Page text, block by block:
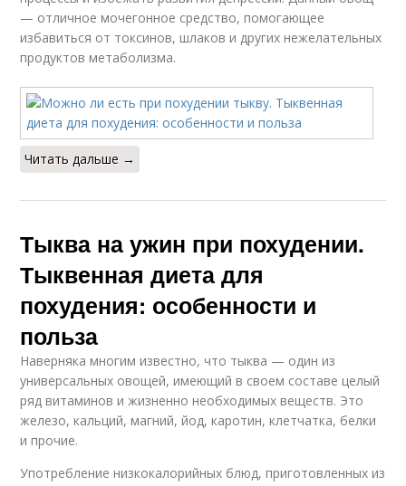
— отличное мочегонное средство, помогающее
избавиться от токсинов, шлаков и других нежелательных
продуктов метаболизма.
Читать дальше →
Тыква на ужин при похудении.
Тыквенная диета для
похудения: особенности и
польза
Наверняка многим известно, что тыква — один из
универсальных овощей, имеющий в своем составе целый
ряд витаминов и жизненно необходимых веществ. Это
железо, кальций, магний, йод, каротин, клетчатка, белки
и прочие.
Употребление низкокалорийных блюд, приготовленных из